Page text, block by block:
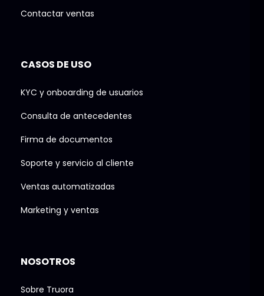
Contactar ventas
CASOS DE USO
KYC y onboarding de usuarios
Consulta de antecedentes
Firma de documentos
Soporte y servicio al cliente
Ventas automatizadas
Marketing y ventas
NOSOTROS
Sobre Truora